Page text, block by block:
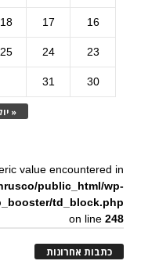
«
16
17
18
23
24
25
30
31
value encountered in
public_html/wp-
td_block.php
on line248
כתבות אחרונות